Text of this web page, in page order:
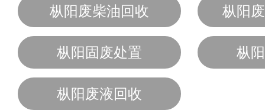
枞阳废柴油回收 枞阳
枞阳固废处置 枞
枞阳废液回收